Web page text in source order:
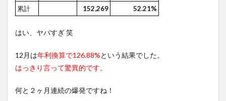
累計
152,269 52.21%
はい、ヤバすぎ 笑
12月は年利換算で126.88%という結果でした。
はっきり言って驚異的です。
何と２ヶ月連続の爆発ですね！